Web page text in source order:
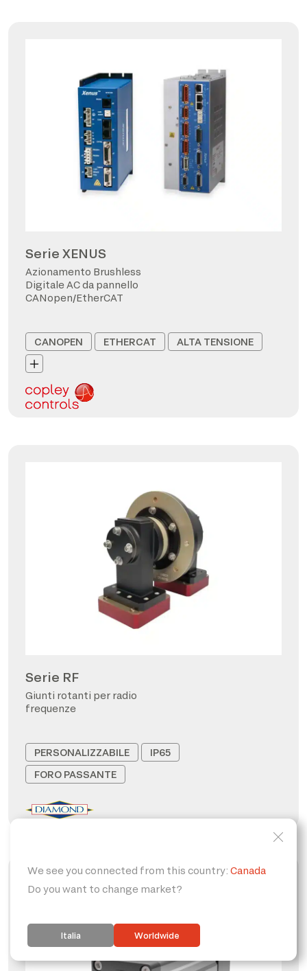
Serie XENUS
Azionamento Brushless
Digitale AC da pannello
CANopen/EtherCAT
CANOPEN ETHERCAT ALTA TENSIONE
Serie RF
Giunti rotanti per radio
frequenze
PERSONALIZZABILE
IP65
FORO PASSANTE